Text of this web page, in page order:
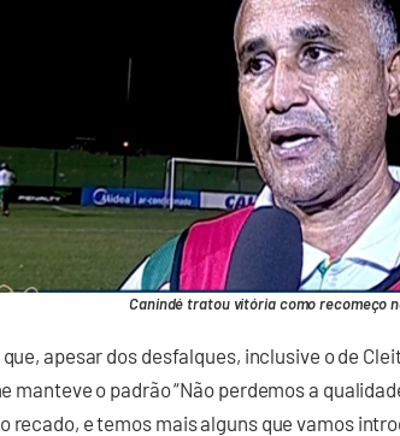
Canindé tratou vitória como recomeço
apesar dos desfalques, inclusive o de
manteve o padrão “Não perdemos a
recado, e temos mais alguns que vamos